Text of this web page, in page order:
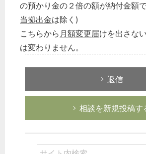
の預かり金の２倍の額が納付金額
当拠出金は除く)
こちらから 月額変更届けを出さな
は変わりません。
返信
相談を新規投稿す